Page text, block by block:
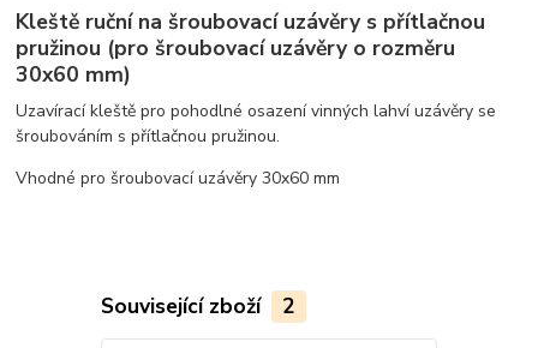
Kleště ruční na šroubovací uzávěry s přítlačnou
pružinou (pro šroubovací uzávěry o rozměru
30x60 mm)
Uzavírací kleště pro pohodlné osazení vinných lahví uzávěry se
šroubováním s přítlačnou pružinou.
Vhodné pro šroubovací uzávěry 30x60 mm
Související zboží 2